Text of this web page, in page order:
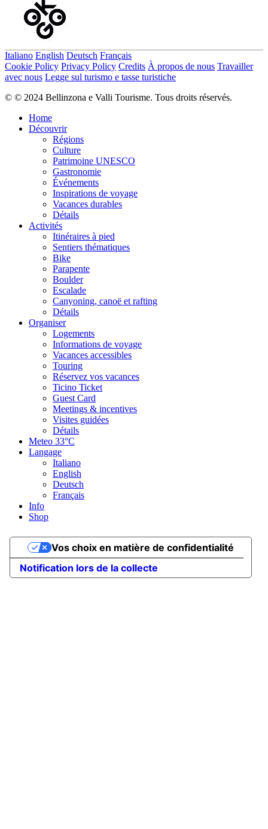
Italiano English Deutsch Français
Cookie Policy Privacy Policy Credits À propos de nous Travailler
avec nous Legge sul turismo e tasse turistiche
© © 2024 Bellinzona e Valli Tourisme. Tous droits réservés.
Home
Découvrir
Régions
Culture
Patrimoine UNESCO
Gastronomie
Événements
Inspirations de voyage
Vacances durables
Détails
Activités
Itinéraires à pied
Sentiers thématiques
Bike
Parapente
Boulder
Escalade
Canyoning, canoë et rafting
Détails
Organiser
Logements
Informations de voyage
Vacances accessibles
Touring
Réservez vos vacances
Ticino Ticket
Guest Card
Meetings & incentives
Visites guidées
Détails
Meteo 33°C
Langage
Italiano
English
Deutsch
Français
Info
Shop
Notification lors de la collecte
Vos choix en matière de confidentialité